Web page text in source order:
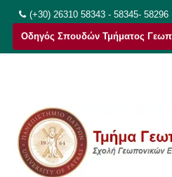
στο
περιεχόμενο
(+30) 26310 58343 - 58345- 58296
Οδηγός Σπουδών Τμήματος